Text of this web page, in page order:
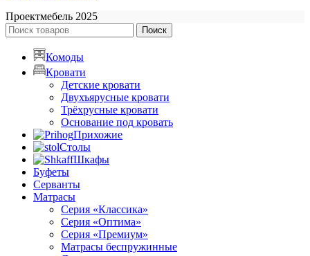
Проектмебель 2025
Поиск
Комоды
Кровати
Детские кровати
Двухъярусные кровати
Трёхрусные кровати
Основание под кровать
Прихожие
Столы
Шкафы
Буфеты
Серванты
Матрасы
Серия «Классика»
Серия «Оптима»
Серия «Премиум»
Матрасы беспружинные